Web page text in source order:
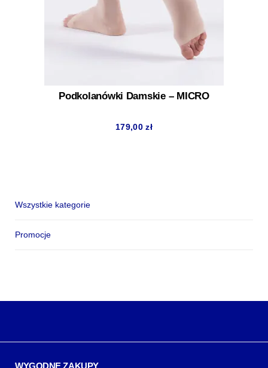
Podkolanówki Damskie – MICRO
179,00zł
Wszystkie kategorie
Promocje
WYGODNE ZAKUPY